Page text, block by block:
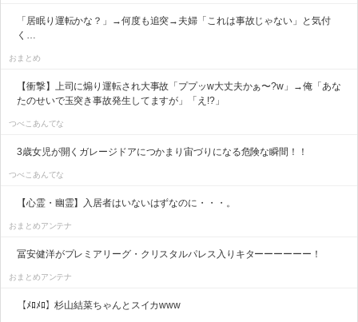
「居眠り運転かな？」→何度も追突→夫婦「これは事故じゃない」と気付
く…
おまとめ
【衝撃】上司に煽り運転され大事故「ププッw大丈夫かぁ〜?w」→俺「あな
たのせいで玉突き事故発生してますが」「え!?」
つべこあんてな
3歳女児が開くガレージドアにつかまり宙づりになる危険な瞬間！！
つべこあんてな
【心霊・幽霊】入居者はいないはずなのに・・・。
おまとめアンテナ
冨安健洋がプレミアリーグ・クリスタルパレス入りキターーーーーー！
おまとめアンテナ
【ﾒﾛﾒﾛ】杉山結菜ちゃんとスイカwww